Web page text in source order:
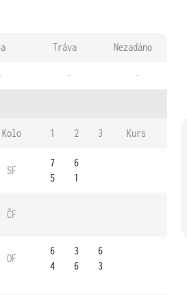
Tráva Nezadáno
- - -
Kolo 1 2 3 Kurs
SF
7
5
6
1
ČF
OF
6
4
3
6
6
3